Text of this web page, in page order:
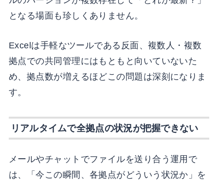
となる場面も珍しくありません。
Excelは手軽なツールである反面、複数人・複数
拠点での共同管理にはもともと向いていないた
め、拠点数が増えるほどこの問題は深刻になりま
す。
リアルタイムで全拠点の状況が把握できない
メールやチャットでファイルを送り合う運用で
は、「今この瞬間、各拠点がどういう状況か」を